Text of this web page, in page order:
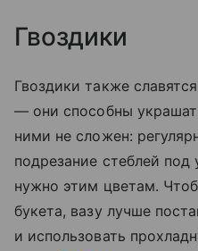
Гвоздики
Гвоздики также
— они способны
ними не сложен:
подрезание стеблей
нужно этим цветам.
букета, вазу лучше
и использовать